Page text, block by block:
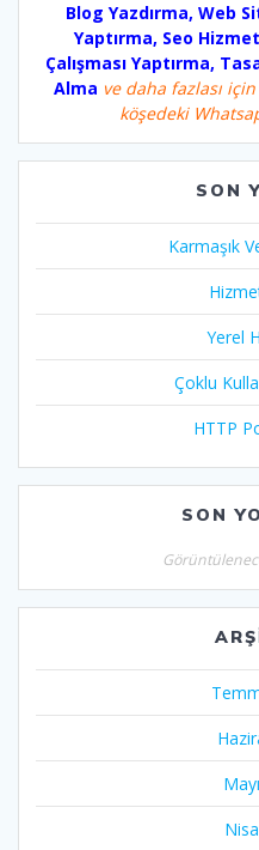
Blog Yazdırma, Web
Yaptırma, Seo
Çalışması Yaptırma,
Alma ve daha fazlası
köşedeki
SON
Karmaşık
Yerel
Çoklu
HTTP
SON